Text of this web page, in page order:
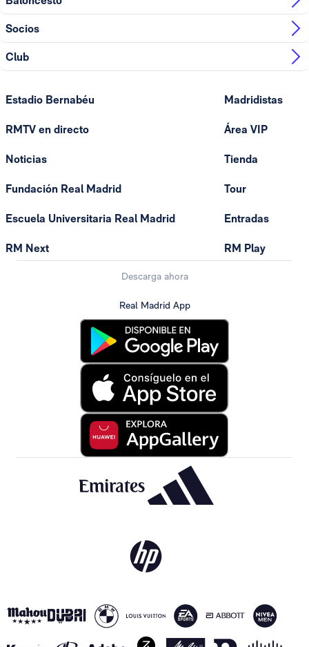
Socios
Club
Estadio Bernabéu
RMTV en directo
Noticias
Fundación Real Madrid
Escuela Universitaria Real Madrid
RM Next
Madridistas
Área VIP
Tienda
Tour
Entradas
RM Play
Descarga ahora
Real Madrid App